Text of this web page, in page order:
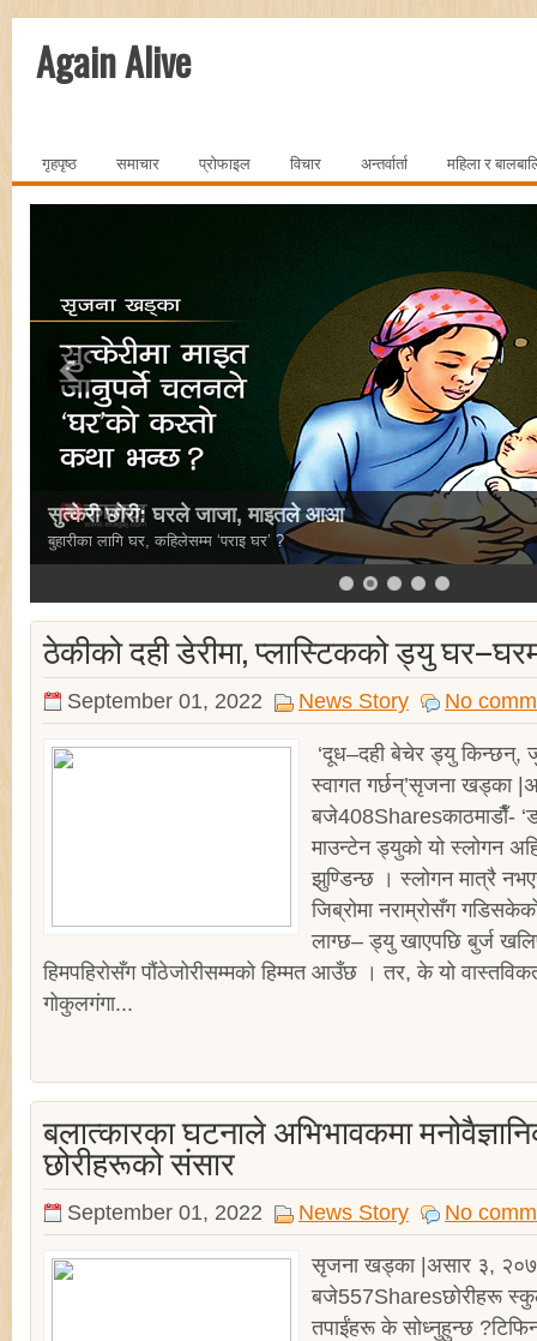
Again Alive
गृहपृष्ठ समाचार प्रोफाइल विचार अन्तर्वार्ता महिला र
सुत्केरी छोरी: घरले जाजा, माइतले आआ
बुहारीका लागि घर, कहिलेसम्म ‘पराइ घर’ ?
ठेकीको दही डेरीमा, प्लास्टिकको ड्यु
September 01, 2022 News Story No
‘दूध–दही बेचेर ड्यु किन्छन्,
स्वागत गर्छन्’सृजना खड्का
बजे408Sharesकाठमाडाैँ-
माउन्टेन ड्युको यो स्लोगन
झुण्डिन्छ । स्लोगन मात्रै
जिब्रोमा नराम्रोसँग
लाग्छ– ड्यु खाएपछि बुर्ज
हिमपहिरोसँग पौंठेजोरीसम्मको हिम्मत आउँछ । तर, के यो
गोकुलगंगा...
बलात्कारका घटनाले अभिभावकमा
छोरीहरूको संसार
September 01, 2022 News Story No
सृजना खड्का |असार ३,
बजे557Sharesछोरीहरू
तपाईंहरू के सोध्नुहुन्छ